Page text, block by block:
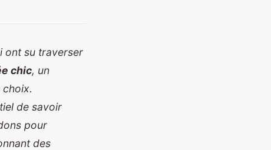
ont su traverser
chic, un
de savoir
pour
des